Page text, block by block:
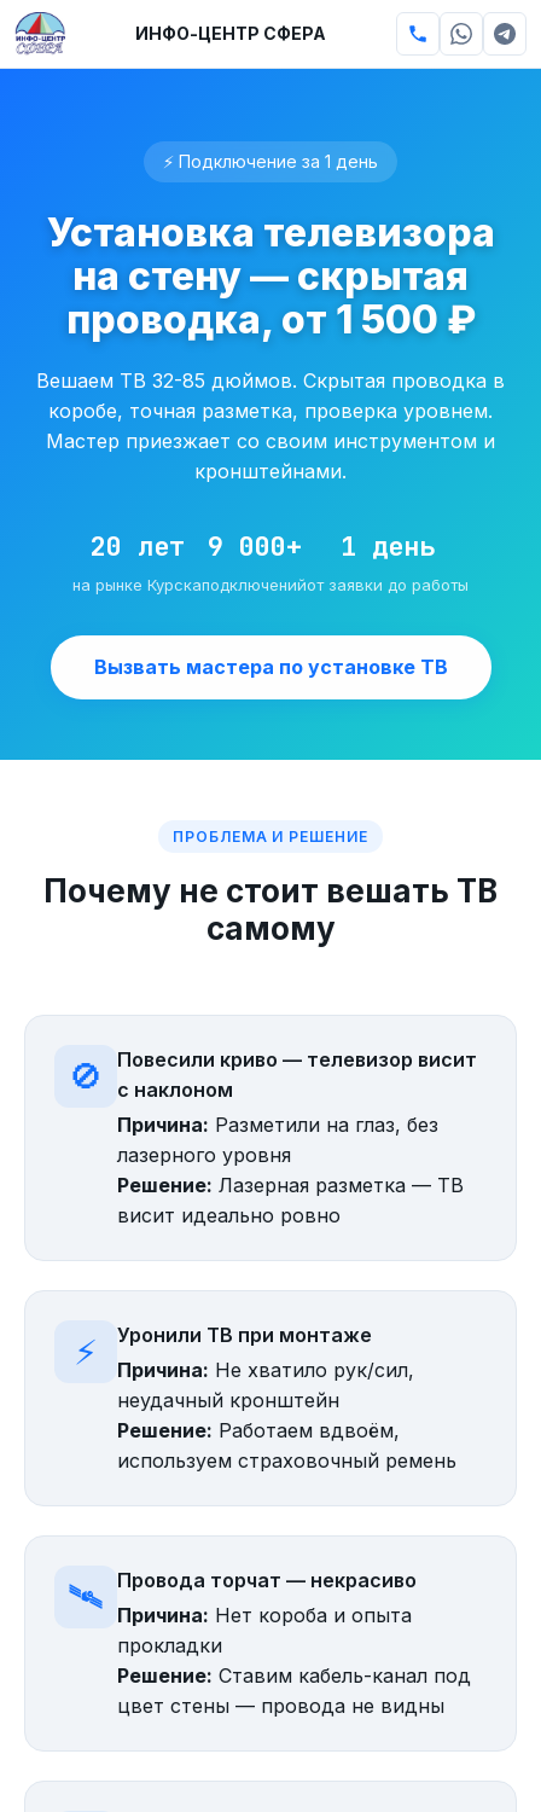
ИНФО-ЦЕНТР СФЕРА
⚡ Подключение за 1 день
Установка телевизора
на стену — скрытая
проводка, от 1 500 ₽
Вешаем ТВ 32-85 дюймов. Скрытая проводка в
коробе, точная разметка, проверка уровнем.
Мастер приезжает со своим инструментом и
кронштейнами.
20 лет
на рынке Курска
9 000+
подключений
1 день
от заявки до работы
Вызвать мастера по установке ТВ
ПРОБЛЕМА И РЕШЕНИЕ
Почему не стоит вешать ТВ
самому
🚫
Повесили криво — телевизор висит
с наклоном
Причина: Разметили на глаз, без
лазерного уровня
Решение: Лазерная разметка — ТВ
висит идеально ровно
⚡
Уронили ТВ при монтаже
Причина: Не хватило рук/сил,
неудачный кронштейн
Решение: Работаем вдвоём,
используем страховочный ремень
🛰️
Провода торчат — некрасиво
Причина: Нет короба и опыта
прокладки
Решение: Ставим кабель-канал под
цвет стены — провода не видны